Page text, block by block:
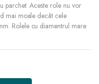
parchet. Aceste role nu vor
mai moale decât cele
Rolele cu diamentrul mare